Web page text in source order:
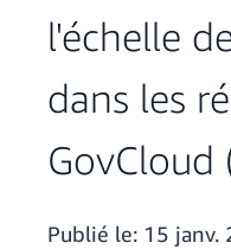
l'échelle
dans les
GovCloud
Publié le: 15 janv.